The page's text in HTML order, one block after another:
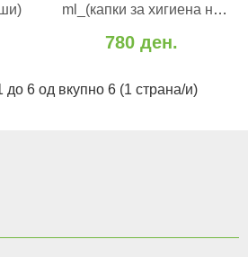
ml_(капки за хигиена на
уши)
780 ден.
Додај за споредба
6 од вкупно 6 (1 страна/и)